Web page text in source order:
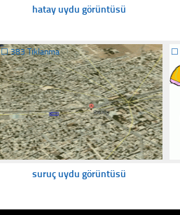
hatay uydu görüntüsü
☐383 Tıklanma
suruç uydu görüntüsü
☐